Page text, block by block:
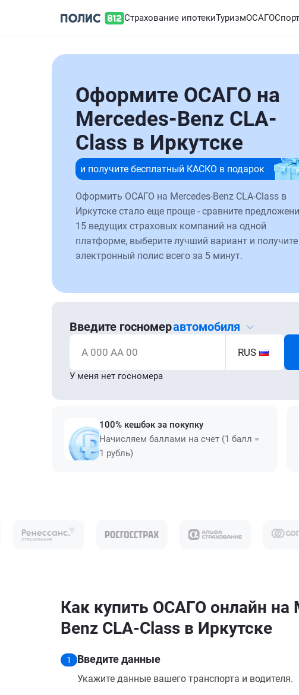
Страхование ипотекиТуризмОСАГОСпорт
Оформите ОСАГО на
Mercedes-Benz CLA-
Class в Иркутске
и получите бесплатный КАСКО в подарок
Оформить ОСАГО на Mercedes-Benz CLA-Class в
Иркутске стало еще проще - сравните
15 ведущих страховых компаний на одной
платформе, выберите лучший вариант и получите
электронный полис всего за 5 минут.
Введите госномеравтомобиля
А 000 АА 00 RUS
У меня нет госномера
100% кешбэк за покупку
Начисляем баллами на счет (1 балл =
1 рубль)
Как купить ОСАГО онлайн на
Benz CLA-Class в Иркутске
1 Введите данные
Укажите данные вашего транспорта и водителя.